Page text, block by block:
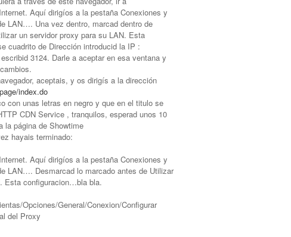
Aquí dirigíos a la pestaña Conexiones y
LAN…. Una vez dentro, marcad dentro de
un servidor proxy para su LAN. Esta
cuadrito de Dirección introducid la IP :
3124. Darle a aceptar en esa ventana y
aceptais, y os dirigís a la dirección
index.do
con unas letras en negro y que en el titulo se
CDN Service , tranquilos, esperad unos 10
la página de Showtime
hayais terminado:
Aquí dirigíos a la pestaña Conexiones y
LAN…. Desmarcad lo marcado antes de Utilizar
Esta configuracion…bla bla.
Opciones/General/Conexion/Configurar
del Proxy